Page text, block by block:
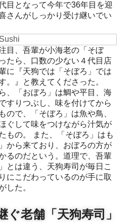
目となって今年で36年目を迎
さんがしっかり受け継いでい
目、吾輩が小海老の「そぼ
たら、口数の少ない４代目店
に『天狗では「そぼろ」では
。』と教えてくださった。
、「おぼろ」は鯛や平目、海
すりつぶし、味を付けてから
ので、「そぼろ」は魚や鳥、
ぐして味をつけながら汁気が
もの。 また、「そぼろ」はも
から来ており、おぼろの方が
るのだという。道理で、吾輩
とは違う、天狗寿司が毎日こ
にこだわっているのが手に取
した。
ぐ老舗「天狗寿司」